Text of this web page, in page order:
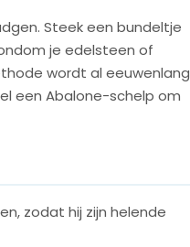
Steek een bundeltje
je edelsteen of
wordt al eeuwenlang
een Abalone-schelp om
zodat hij zijn helende